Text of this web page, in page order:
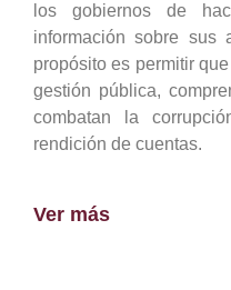
los gobiernos de
información sobre sus
propósito es permitir
gestión pública,
combatan la
rendición de cuentas.
Ver más